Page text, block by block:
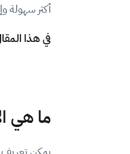
أكثر سهولة
في هذا
ما هي